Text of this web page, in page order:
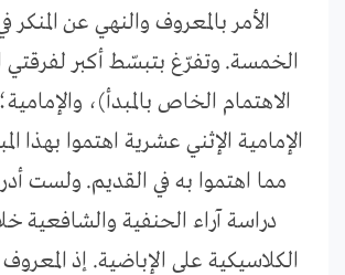
الأمر بالمعروف والنهي عن المنكر
الخمسة. وتفرّغ بتبسّط أكبر لفرقتي
الاهتمام الخاص بالمبدأ)،
الإمامية الإثني عشرية اهتموا بهذا
مما اهتموا به في القديم. ولست
دراسة آراء الحنفية والشافعية
الكلاسيكية على الإباضية. إذ المعروف